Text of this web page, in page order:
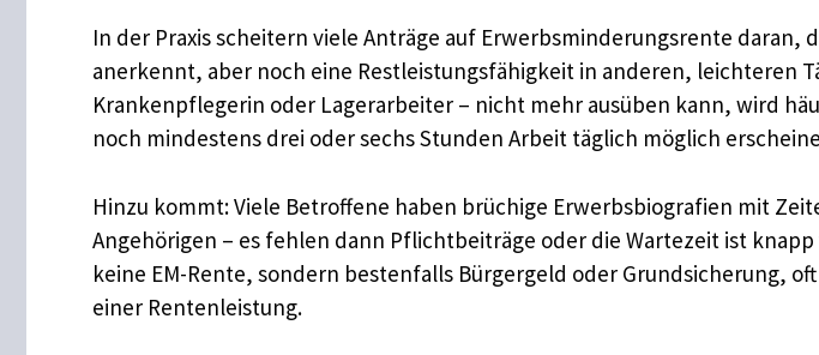
In der Praxis scheitern viele Anträge auf Erwerbsminderungsrente
anerkennt, aber noch eine Restleistungsfähigkeit in anderen, leichteren
Krankenpflegerin oder Lagerarbeiter – nicht mehr ausüben kann, wird
noch mindestens drei oder sechs Stunden Arbeit täglich möglich
Hinzu kommt: Viele Betroffene haben brüchige Erwerbsbiografien mit
Angehörigen – es fehlen dann Pflichtbeiträge oder die Wartezeit ist
keine EM-Rente, sondern bestenfalls Bürgergeld oder Grundsicherung,
einer Rentenleistung.